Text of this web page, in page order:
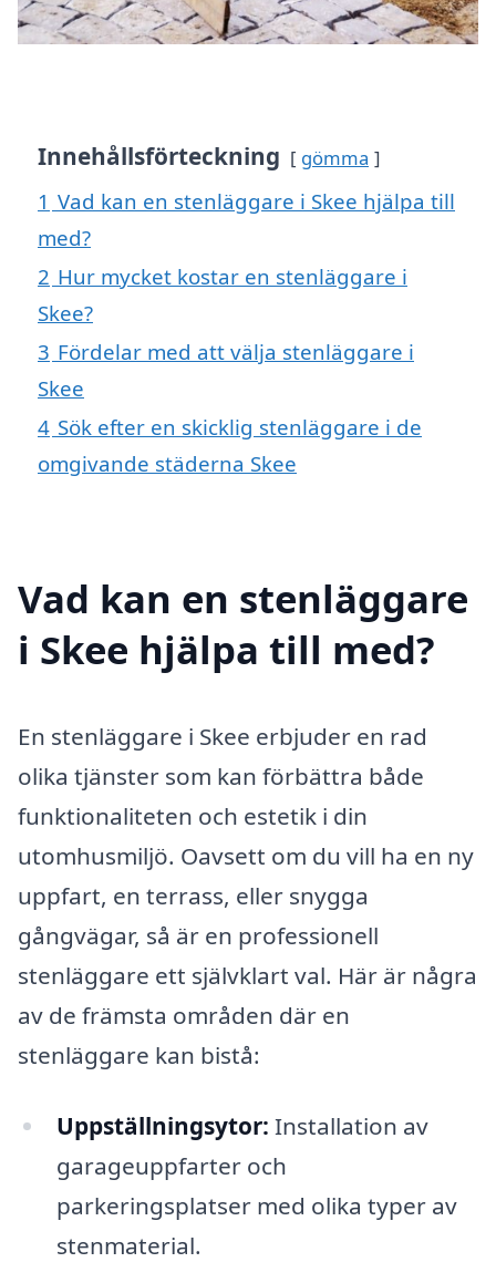
Innehållsförteckning gömma
1 Vad kan en stenläggare i Skee hjälpa till
med?
2 Hur mycket kostar en stenläggare i
Skee?
3 Fördelar med att välja stenläggare i
Skee
4 Sök efter en skicklig stenläggare i de
omgivande städerna Skee
Vad kan en stenläggare
i Skee hjälpa till med?
En stenläggare i Skee erbjuder en rad
olika tjänster som kan förbättra både
funktionaliteten och estetik i din
utomhusmiljö. Oavsett om du vill ha en ny
uppfart, en terrass, eller snygga
gångvägar, så är en professionell
stenläggare ett självklart val. Här är några
av de främsta områden där en
stenläggare kan bistå:
Uppställningsytor: Installation av
garageuppfarter och
parkeringsplatser med olika typer av
stenmaterial.